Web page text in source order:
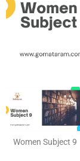
Women Subject 9